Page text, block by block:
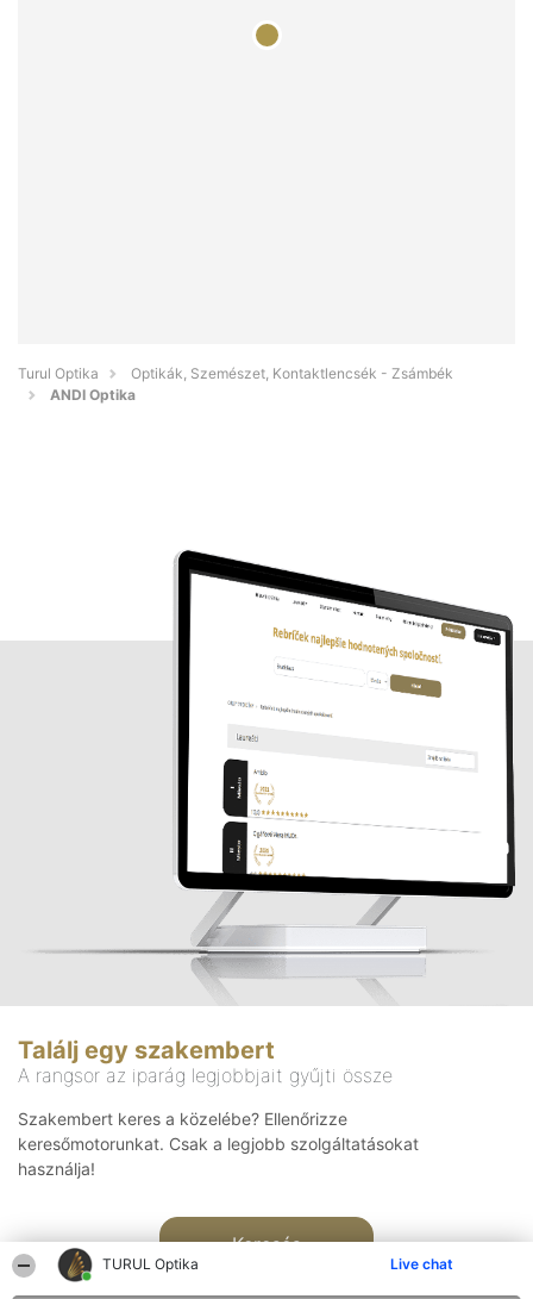
TURUL Optika Live chat
Turul Optika
Optikák, Szemészet, Kontaktlencsék - Zsámbék
ANDI Optika
Találj egy szakembert
A rangsor az iparág legjobbjait gyűjti össze
Szakembert keres a közelébe? Ellenőrizze
keresőmotorunkat. Csak a legjobb szolgáltatásokat
használja!
Keresés